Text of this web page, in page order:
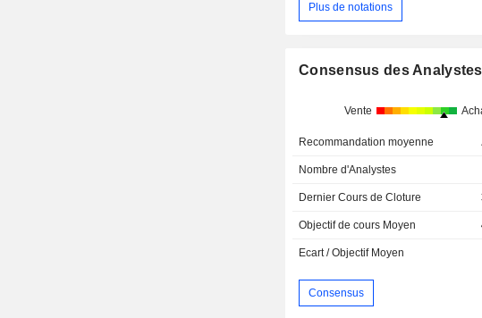
Plus de notations
Consensus des Analystes
Vente
Recommandation moyenne
Nombre d'Analystes
Dernier Cours de Cloture
Objectif de cours Moyen
Ecart / Objectif Moyen
Consensus